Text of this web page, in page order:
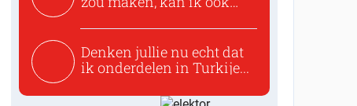
Denken jullie nu echt dat
ik onderdelen in Turkije...